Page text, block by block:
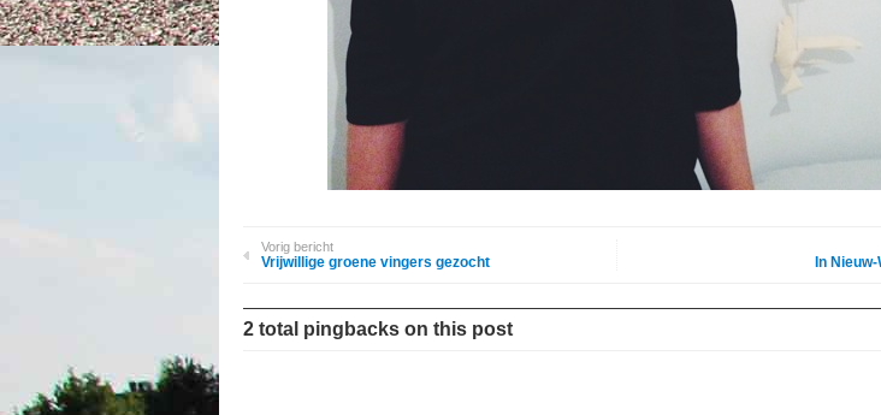
Vorig bericht
Vrijwillige groene vingers gezocht In
2 total pingbacks on this post